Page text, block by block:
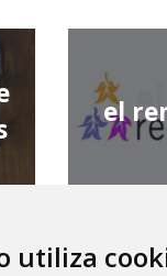
utiliza
el